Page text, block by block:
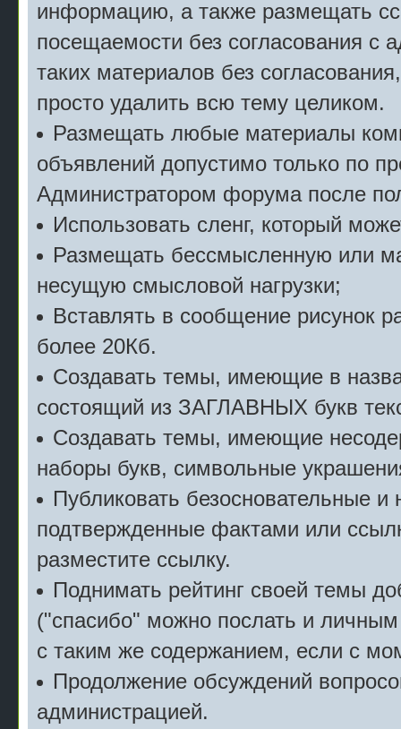
информацию, а также размещать
посещаемости без согласования с
таких материалов без
просто удалить всю тему целиком.
Размещать любые материалы
объявлений допустимо только по
Администратором форума после
Использовать сленг, который
Размещать бессмысленную или
несущую смысловой нагрузки;
Вставлять в сообщение рисунок
более 20Кб.
Создавать темы, имеющие в
состоящий из ЗАГЛАВНЫХ букв
Создавать темы, имеющие
наборы букв, символьные
Публиковать безосновательные
подтвержденные фактами или
разместите ссылку.
Поднимать рейтинг своей темы
("спасибо" можно послать и
с таким же содержанием, если с
Продолжение обсуждений
администрацией.